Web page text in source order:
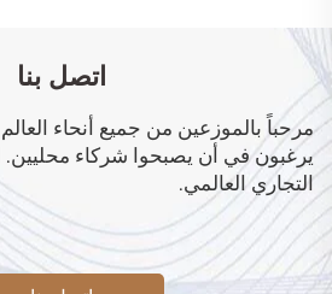
اتصل بنا
مرحباً بالموزعين من جميع أنحاء
يرغبون في أن يصبحوا شركاء محليين.
التجاري العالمي.